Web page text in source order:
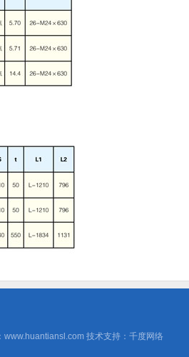
www.huantiansl.com 技术支持： 千度网络